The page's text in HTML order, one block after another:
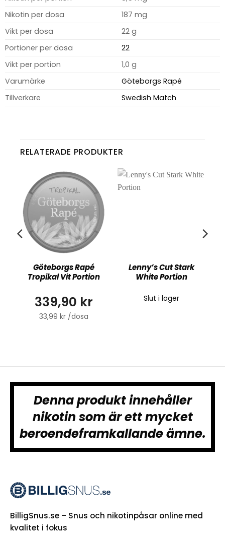
Nikotin per dosa
187 mg
Vikt per dosa
22 g
Portioner per dosa
22
Vikt per portion
1,0 g
Varumärke
Göteborgs Rapé
Tillverkare
Swedish Match
RELATERADE PRODUKTER
Göteborgs Rapé
Tropikal Vit Portion
339,90 kr
33,99 kr /dosa
Lenny’s Cut Stark
White Portion
Slut i lager
Denna produkt innehåller
nikotin som är ett mycket
beroendeframkallande ämne.
BilligSnus.se – Snus och nikotinpåsar online med
kvalitet i fokus